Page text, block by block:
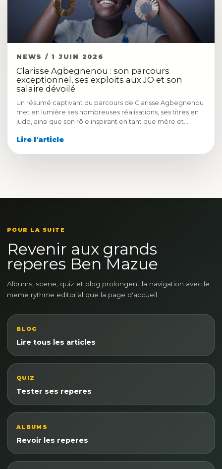
NEWS / 1 JUIN 2026
Clarisse Agbegnenou : son parcours
exceptionnel, ses exploits aux JO et son
salaire dévoilé
Un résumé captivant du parcours de Clarisse Agbegnenou
met en lumière ses nombreuses réalisations, ses titres en
judo, ainsi que son rôle inspirant en tant que mère et…
Lire l'article
POUR LA SUITE
Revenir aux grands
reperes Ben Mazue
Albums, scene, quiz et blog prolongent la navigation avec le
meme rythme editorial que la page d'accueil.
BLOG
Lire tous les articles
QUIZ
Tester ses reperes
ALBUMS
Revoir les reperes